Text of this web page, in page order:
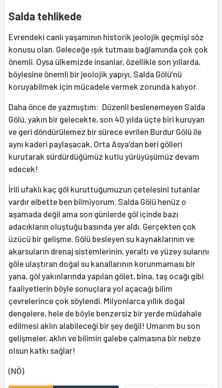
Salda tehlikede
Evrendeki canlı yaşamının historik jeolojik geçmişi söz
konusu olan. Geleceğe ışık tutması bağlamında çok çok
önemli. Oysa ülkemizde insanlar, özellikle son yıllarda,
böylesine önemli bir jeolojik yapıyı, Salda Gölü’nü
koruyabilmek için mücadele vermek zorunda kalıyor.
Daha önce de yazmıştım: Düzenli beslenemeyen Salda
Gölü, yakın bir gelecekte, son 40 yılda üçte biri kuruyan
ve geri döndürülemez bir sürece evrilen Burdur Gölü ile
aynı kaderi paylaşacak, Orta Asya’dan beri gölleri
kurutarak sürdürdüğümüz kutlu yürüyüşümüz devam
edecek!
İrili ufaklı kaç göl kuruttuğumuzun çetelesini tutanlar
vardır elbette ben bilmiyorum. Salda Gölü henüz o
aşamada değil ama son günlerde göl içinde bazı
adacıkların oluştuğu basında yer aldı. Gerçekten çok
üzücü bir gelişme. Gölü besleyen su kaynaklarının ve
akarsuların drenaj sistemlerinin, yeraltı ve yüzey sularını
göle ulaştıran doğal su kanallarının korunmaması bir
yana, göl yakınlarında yapılan gölet, bina, taş ocağı gibi
faaliyetlerin böyle sonuçlara yol açacağı bilim
çevrelerince çok söylendi. Milyonlarca yıllık doğal
dengelere, hele de böyle benzersiz bir yerde müdahale
edilmesi aklın alabileceği bir şey değil! Umarım bu son
gelişmeler, aklın ve bilimin galebe çalmasına bir nebze
olsun katkı sağlar!
(NÖ)